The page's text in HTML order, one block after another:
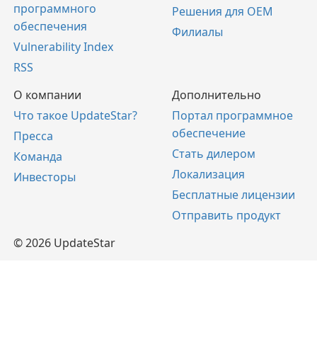
программного
обеспечения
Vulnerability Index
RSS
Решения для OEM
Филиалы
О компании
Что такое UpdateStar?
Пресса
Команда
Инвесторы
Дополнительно
Портал программное
обеспечение
Стать дилером
Локализация
Бесплатные лицензии
Отправить продукт
© 2026 UpdateStar